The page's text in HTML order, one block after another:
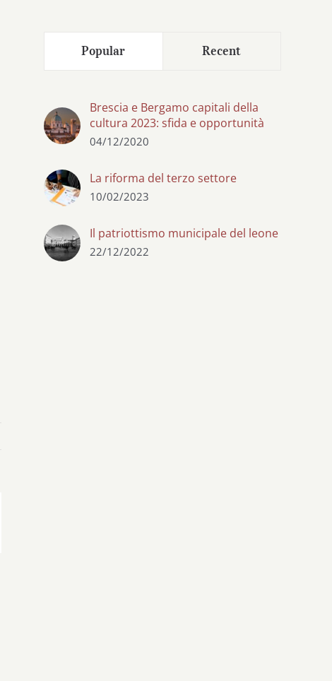
Popular Recent
Brescia e Bergamo capitali della
cultura 2023: sfida e opportunità
04/12/2020
La riforma del terzo settore
10/02/2023
Il patriottismo municipale del leone
22/12/2022